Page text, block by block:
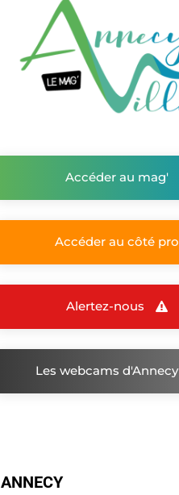
Accéder au mag'
Accéder au côté pro
Alertez-nous
Les webcams d'Annecy
ANNECY